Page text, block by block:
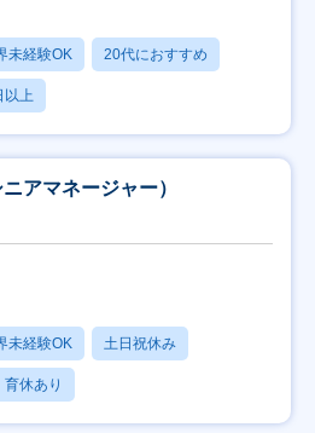
未経験OK 20代におすすめ
以上
アマネージャー）
未経験OK 土日祝休み
育休あり